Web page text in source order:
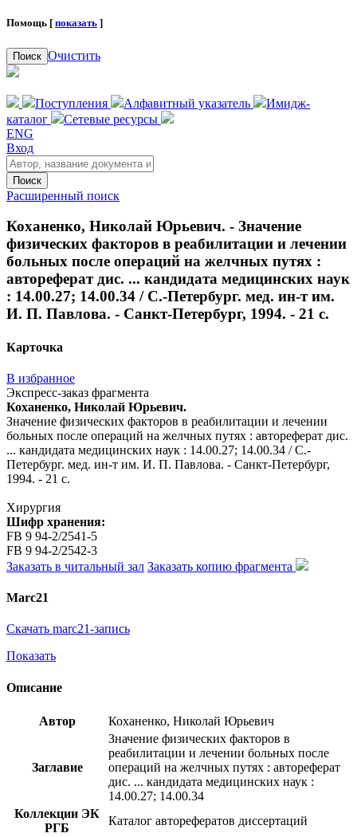
Помощь [ показать ]
Поиск Очистить
Поступления Алфавитный указатель
Имидж-
каталог
Сетевые ресурсы
ENG
Вход
Поиск
Расширенный поиск
Коханенко, Николай Юрьевич. - Значение
физических факторов в реабилитации и лечении
больных после операций на желчных путях :
автореферат дис. ... кандидата медицинских наук
: 14.00.27; 14.00.34 / С.-Петербург. мед. ин-т им.
И. П. Павлова. - Санкт-Петербург, 1994. - 21 с.
Карточка
В избранное
Экспресс-заказ фрагмента
Коханенко, Николай Юрьевич.
Значение физических факторов в реабилитации и лечении
больных после операций на желчных путях : автореферат дис.
... кандидата медицинских наук : 14.00.27; 14.00.34 / С.-
Петербург. мед. ин-т им. И. П. Павлова. - Санкт-Петербург,
1994. - 21 с.
Хирургия
Шифр хранения:
FB 9 94-2/2541-5
FB 9 94-2/2542-3
Заказать в читальный зал Заказать копию фрагмента
Marc21
Скачать marc21-запись
Показать
Описание
Автор Коханенко, Николай Юрьевич
Заглавие
Значение физических факторов в
реабилитации и лечении больных после
операций на желчных путях : автореферат
дис. ... кандидата медицинских наук :
14.00.27; 14.00.34
Коллекции ЭК
РГБ
Каталог авторефератов диссертаций